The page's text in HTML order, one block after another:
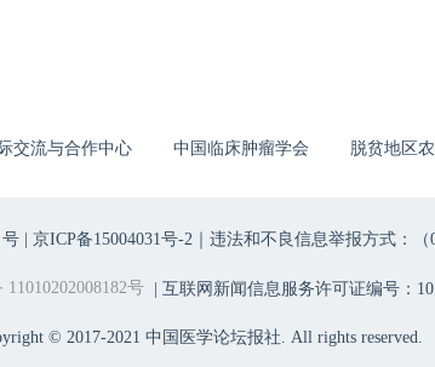
交流与合作中心 中国临床肿瘤学会 脱贫地区
| 京ICP备15004031号-2｜违法和不良信息举报方式：（
号| 互联网新闻信息服务许可证编号：
© 2017-2021 中国医学论坛报社. All rights reserved.